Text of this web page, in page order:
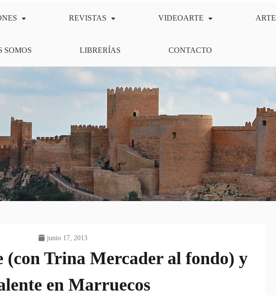
REVISTAS VIDEOARTE ARTE
SOMOS LIBRERÍAS CONTACTO
junio 17, 2013
(con Trina Mercader al fondo) y
en Marruecos